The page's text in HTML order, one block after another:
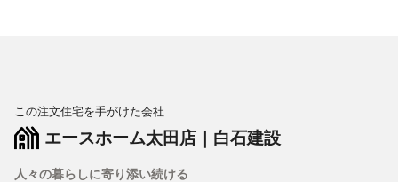
この注文住宅を手がけた会社
エースホーム太田店｜白石建設
人々の暮らしに寄り添い続ける